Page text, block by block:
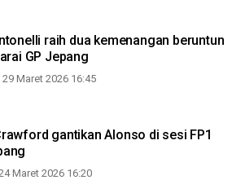
raih dua kemenangan beruntun
GP Jepang
Maret 2026 16:45
gantikan Alonso di sesi FP1
Maret 2026 16:20